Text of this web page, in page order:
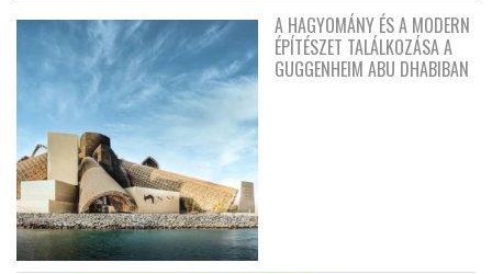
A HAGYOMÁNY ÉS A MODERN
ÉPÍTÉSZET TALÁLKOZÁSA A
GUGGENHEIM ABU DHABIBAN